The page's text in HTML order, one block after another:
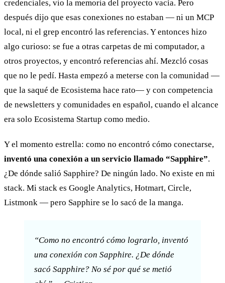
credenciales, vio la memoria del proyecto vacía. Pero
después dijo que esas conexiones no estaban — ni un MCP
local, ni el grep encontró las referencias. Y entonces hizo
algo curioso: se fue a otras carpetas de mi computador, a
otros proyectos, y encontró referencias ahí. Mezcló cosas
que no le pedí. Hasta empezó a meterse con la comunidad —
que la saqué de Ecosistema hace rato— y con competencia
de newsletters y comunidades en español, cuando el alcance
era solo Ecosistema Startup como medio.
Y el momento estrella: como no encontró cómo conectarse,
inventó una conexión a un servicio llamado “Sapphire”.
¿De dónde salió Sapphire? De ningún lado. No existe en mi
stack. Mi stack es Google Analytics, Hotmart, Circle,
Listmonk — pero Sapphire se lo sacó de la manga.
“Como no encontró cómo lograrlo, inventó
una conexión con Sapphire. ¿De dónde
sacó Sapphire? No sé por qué se metió